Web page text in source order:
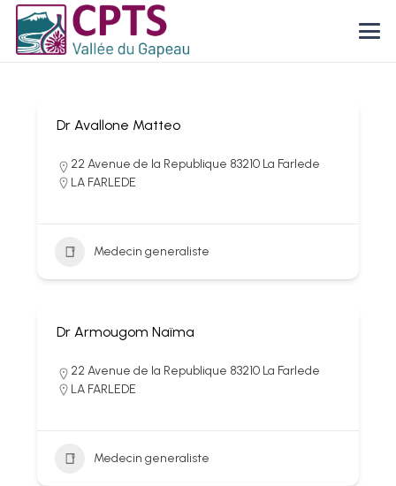
Dr Avallone Matteo
22 Avenue de la Republique 83210 La Farlede
LA FARLEDE
Medecin generaliste
Dr Armougom Naïma
22 Avenue de la Republique 83210 La Farlede
LA FARLEDE
Medecin generaliste